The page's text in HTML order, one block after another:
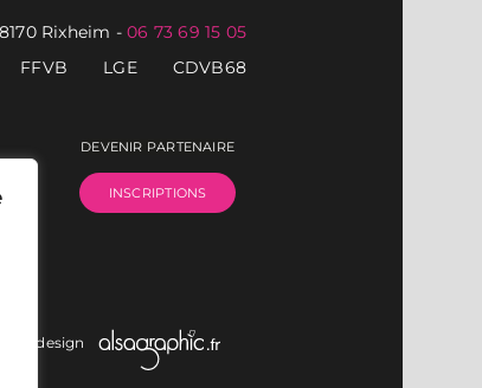
Rixheim -06 73 69 15 05
FFVB LGE CDVB68
DEVENIR PARTENAIRE
INSCRIPTIONS
et design